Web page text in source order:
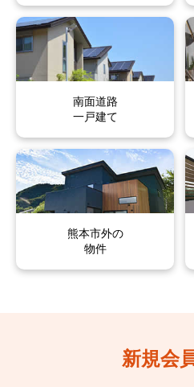
子飼本町
国府本町
古城町
湖東
琴平本町
呉服町
桜町
新大江
子飼本町
国府本町
古城町
湖東
琴平本町
呉服町
桜町
新大江
子飼本町
国府本町
古城町
湖東
琴平本町
呉服町
桜町
新大江
子飼本町
国府本町
古城町
湖東
琴平本町
呉服町
桜町
新大江
子飼本町
国府本町
古城町
湖東
琴平本町
呉服町
桜町
新大江
南面道路
一戸建て
熊本市外の
物件
新規会